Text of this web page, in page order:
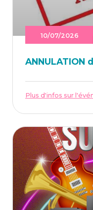
10/07/2026
ANNU­LA­TION
Plus d'infos sur